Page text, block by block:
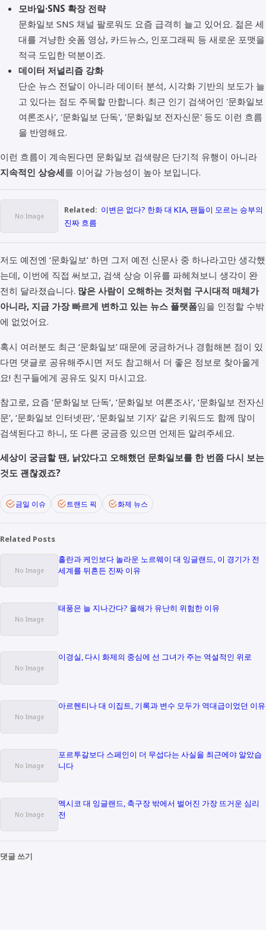
모바일·SNS 확장 전략
문화일보 SNS 채널 팔로워도 요즘 급격히 늘고 있어요. 젊은 세
대를 겨냥한 숏폼 영상, 카드뉴스, 인포그래픽 등 새로운 포맷을
적극 도입한 덕분이죠.
데이터 저널리즘 강화
단순 뉴스 전달이 아니라 데이터 분석, 시각화 기반의 보도가 늘
고 있다는 점도 주목할 만합니다. 최근 인기 검색어인 '문화일보
여론조사', '문화일보 단독', '문화일보 전자신문' 등도 이런 흐름
을 반영해요.
이런 흐름이 계속된다면 문화일보 검색량은 단기적 유행이 아니라
지속적인 상승세를 이어갈 가능성이 높아 보입니다.
Related: 이변은 없다? 한화 대 KIA, 팬들이 모르는 승부의
진짜 흐름
저도 예전엔 ‘문화일보’ 하면 그저 예전 신문사 중 하나라고만 생각했
는데, 이번에 직접 써보고, 검색 상승 이유를 파헤쳐보니 생각이 완
전히 달라졌습니다. 많은 사람이 오해하는 것처럼 구시대적 매체가
아니라, 지금 가장 빠르게 변하고 있는 뉴스 플랫폼임을 인정할 수밖
에 없었어요.
혹시 여러분도 최근 ‘문화일보’ 때문에 궁금하거나 경험해본 점이 있
다면 댓글로 공유해주시면 저도 참고해서 더 좋은 정보로 찾아올게
요! 친구들에게 공유도 잊지 마시고요.
참고로, 요즘 ‘문화일보 단독’, ‘문화일보 여론조사’, ‘문화일보 전자신
문’, ‘문화일보 인터넷판’, ‘문화일보 기자’ 같은 키워드도 함께 많이
검색된다고 하니, 또 다른 궁금증 있으면 언제든 알려주세요.
세상이 궁금할 땐, 낡았다고 오해했던 문화일보를 한 번쯤 다시 보는
것도 괜찮겠죠?
금일 이슈 트랜드 픽 화제 뉴스
Related Posts
홀란과 케인보다 놀라운 노르웨이 대 잉글랜드, 이 경기가 전
세계를 뒤흔든 진짜 이유
태풍은 늘 지나간다? 올해가 유난히 위험한 이유
이경실, 다시 화제의 중심에 선 그녀가 주는 역설적인 위로
아르헨티나 대 이집트, 기록과 변수 모두가 역대급이었던 이유
포르투갈보다 스페인이 더 무섭다는 사실을 최근에야 알았습
니다
멕시코 대 잉글랜드, 축구장 밖에서 벌어진 가장 뜨거운 심리
전
댓글 쓰기